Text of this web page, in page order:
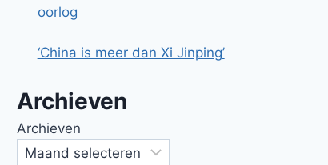
oorlog
‘China is meer dan Xi Jinping’
Archieven
Archieven